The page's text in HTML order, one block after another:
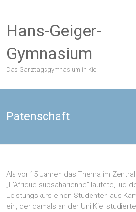
springen
Hans-Geiger-
Gymnasium
Das Ganztagsgymnasium in Kiel
Patenschaft
Als vor 15 Jahren das Thema im
„L’Afrique subsaharienne“ lautete, lud
Leistungskurs einen Studenten aus
ein, der damals an der Uni Kiel